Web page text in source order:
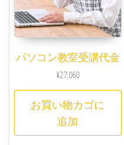
パソコン教室受講代金
¥27,060
お買い物カゴに
追加